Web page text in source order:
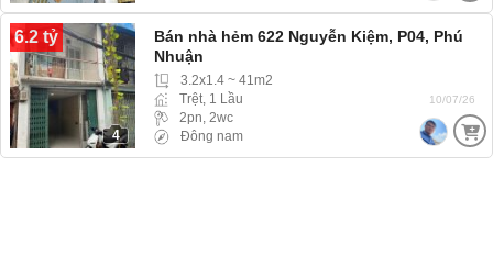
6.2 tỷ
4
Bán nhà hẻm 622 Nguyễn Kiệm, P04, Phú
Nhuận
3.2x1.4 ~ 41m2
Trệt, 1 Lầu
2pn, 2wc
Đông nam
10/07/26